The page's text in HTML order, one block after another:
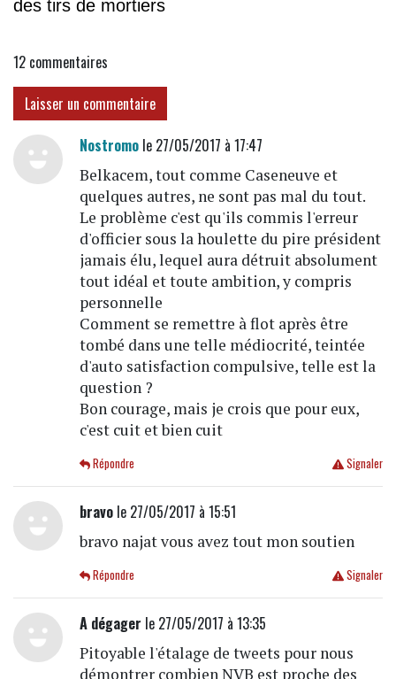
des tirs de mortiers
12 commentaires
Laisser un commentaire
Nostromole 27/05/2017 à 17:47
Belkacem, tout comme Caseneuve et
quelques autres, ne sont pas mal du tout.
Le problème c'est qu'ils commis l'erreur
d'officier sous la houlette du pire président
jamais élu, lequel aura détruit absolument
tout idéal et toute ambition, y compris
personnelle
Comment se remettre à flot après être
tombé dans une telle médiocrité, teintée
d'auto satisfaction compulsive, telle est la
question ?
Bon courage, mais je crois que pour eux,
c'est cuit et bien cuit
Signaler
Répondre
bravole 27/05/2017 à 15:51
bravo najat vous avez tout mon soutien
Signaler
Répondre
A dégager le 27/05/2017 à 13:35
Pitoyable l'étalage de tweets pour nous
démontrer combien NVB est proche des